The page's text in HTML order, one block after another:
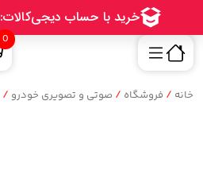
0
خانه / فروشگاه / صوتی و تصویری خودرو /